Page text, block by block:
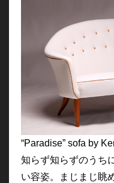
“Paradise” sofa by
知らず知らずのうち
い容姿。まじまじ眺